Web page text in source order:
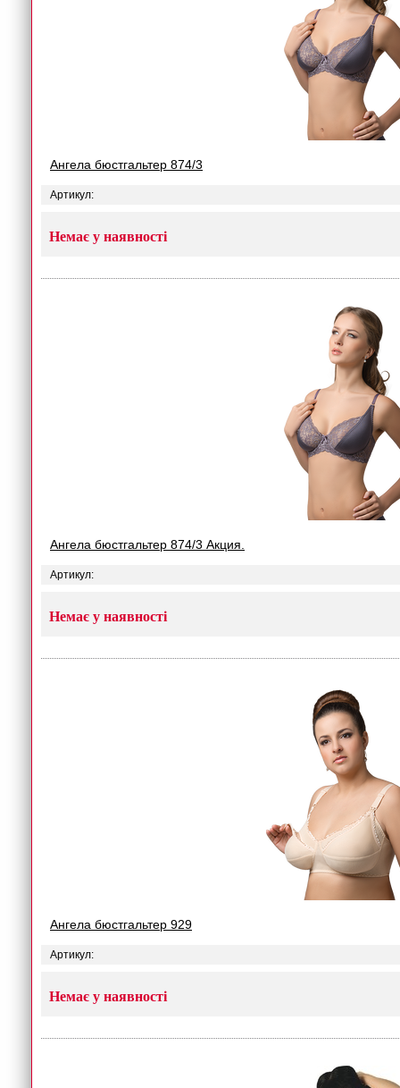
Ангела бюстгальтер 874/3
Артикул:
Немає у наявності
Ангела бюстгальтер 874/3 Акция.
Артикул:
Немає у наявності
Ангела бюстгальтер 929
Артикул:
Немає у наявності